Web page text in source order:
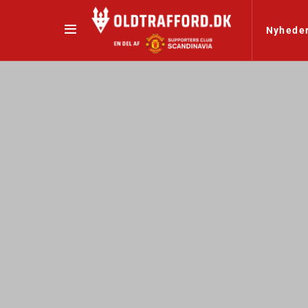
Nyheder